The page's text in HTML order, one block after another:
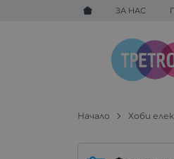
ЗА НАС
Начало Хоби